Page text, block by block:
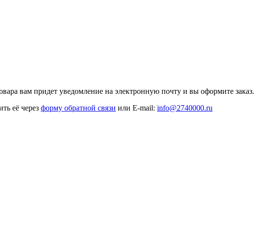
вам придет уведомление на электронную почту и вы оформите заказ.
её через форму обратной связи или E-mail: info@2740000.ru